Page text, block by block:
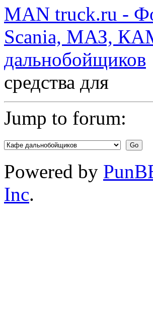
MAN truck.ru -
Scania, МАЗ,
дальнобойщиков
средства для
Jump to forum:
Powered by
Inc.